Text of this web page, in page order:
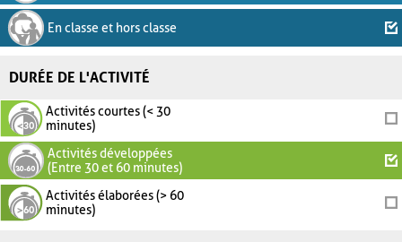
En classe et hors classe
DURÉE DE L'ACTIVITÉ
Activités courtes (< 30
minutes)
Activités développées
(Entre 30 et 60 minutes)
Activités élaborées (> 60
minutes)